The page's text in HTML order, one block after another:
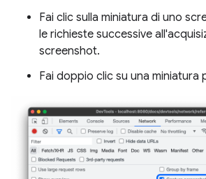
Fai clic sulla miniatura di uno
le richieste successive
screenshot.
Fai doppio clic su una miniatura